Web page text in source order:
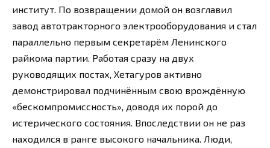
институт. По возвращении домой он возглавил
завод автотракторного электрооборудования и стал
параллельно первым секретарём Ленинского
райкома партии. Работая сразу на двух
руководящих постах, Хетагуров активно
демонстрировал подчинённым свою врождённую
«бескомпромиссность», доводя их порой до
истерического состояния. Впоследствии он не раз
находился в ранге высокого начальника. Люди,